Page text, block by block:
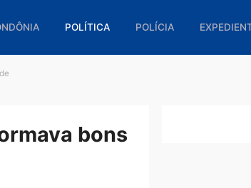
RONDÔNIA POLÍTICA POLÍCIA
e formava bons